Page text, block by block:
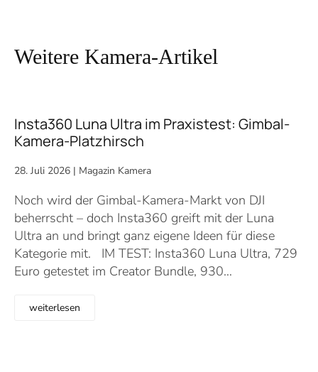
Weitere Kamera-Artikel
Insta360 Luna Ultra im Praxistest: Gimbal-
Kamera-Platzhirsch
28. Juli 2026 | Magazin Kamera
Noch wird der Gimbal-Kamera-Markt von DJI
beherrscht – doch Insta360 greift mit der Luna
Ultra an und bringt ganz eigene Ideen für diese
Kategorie mit. IM TEST: Insta360 Luna Ultra, 729
Euro getestet im Creator Bundle, 930…
weiterlesen